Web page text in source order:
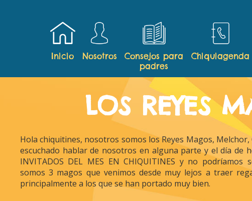
Inicio Nosotros
Consejos para
padres
Chiquiagenda
LOS REYES
Hola chiquitines, nosotros somos los Reyes Magos,
escuchado hablar de nosotros en alguna parte y el día de
INVITADOS DEL MES EN CHIQUITINES y no
somos 3 magos que venimos desde muy lejos a traer
principalmente a los que se han portado muy bien.